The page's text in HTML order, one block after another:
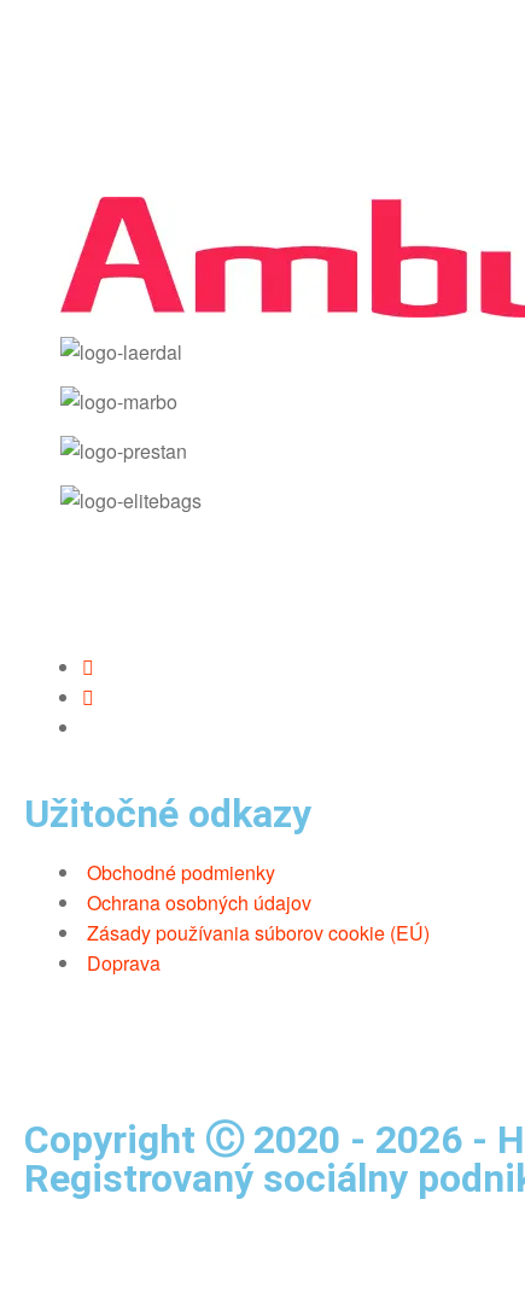
Užitočné odkazy
Obchodné podmienky
Ochrana osobných údajov
Zásady používania súborov cookie (EÚ)
Doprava
Copyright Ⓒ 2020 - 2026 -
Registrovaný sociálny